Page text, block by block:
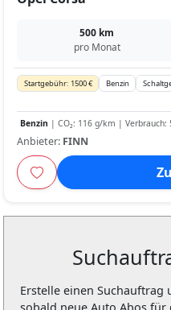
500 km
pro Monat
Startgebühr: 1500 € Benzin
Benzin | CO₂: 116 g/km | Verbrauch:
Anbieter: FINN
Erstelle einen